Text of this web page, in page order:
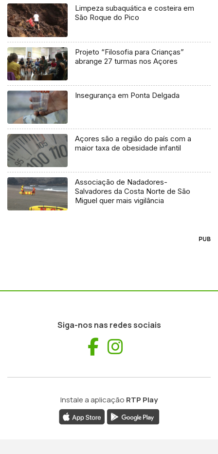
Limpeza subaquática e costeira em
São Roque do Pico
Projeto “Filosofia para Crianças”
abrange 27 turmas nos Açores
Insegurança em Ponta Delgada
Açores são a região do país com a
maior taxa de obesidade infantil
Associação de Nadadores-
Salvadores da Costa Norte de São
Miguel quer mais vigilância
PUB
Siga-nos nas redes sociais
Facebook
Instale a aplicação RTP Play